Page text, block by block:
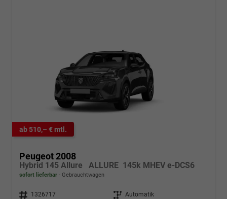
ab 510,– € mtl.
Peugeot 2008
Hybrid 145 Allure ALLURE 145k MHEV e-DCS6
sofort lieferbar Gebrauchtwagen
Fahrzeugnr. 1326717 Getriebe Automatik